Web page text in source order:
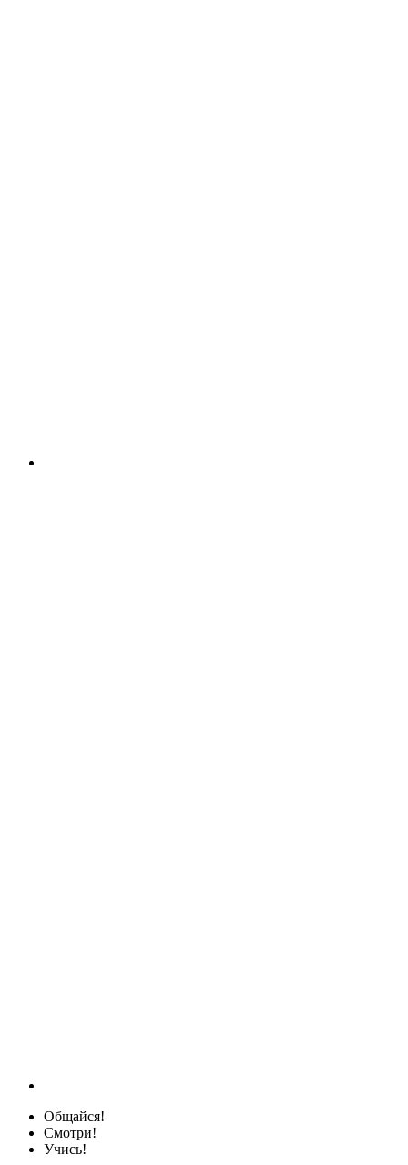
Общайся!
Смотри!
Учись!